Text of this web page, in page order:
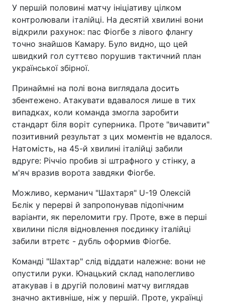
У першій половині матчу ініціативу цілком
контролювали італійці. На десятій хвилині вони
відкрили рахунок: пас Фіогбе з лівого флангу
точно знайшов Камару. Було видно, що цей
швидкий гол суттєво порушив тактичний план
української збірної.
Принаймні на полі вона виглядала досить
збентежено. Атакувати вдавалося лише в тих
випадках, коли команда змогла заробити
стандарт біля воріт суперника. Проте "вичавити"
позитивний результат з цих моментів не вдалося.
Натомість, на 45-й хвилині італійці забили
вдруге: Річчіо пробив зі штрафного у стінку, а
м'яч вразив ворота завдяки Фіогбе.
Можливо, керманич "Шахтаря" U-19 Олексій
Бєлік у перерві й запропонував підопічним
варіанти, як переломити гру. Проте, вже в перші
хвилини після відновлення поєдинку італійці
забили втретє - дубль оформив Фіогбе.
Команді "Шахтар" слід віддати належне: вони не
опустили руки. Юнацький склад наполегливо
атакував і в другій половині матчу виглядав
значно активніше, ніж у першій. Проте, українці